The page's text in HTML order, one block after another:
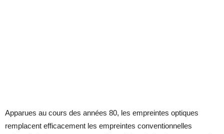
Apparues au cours des années 80, les empreintes optiques
remplacent efficacement les empreintes conventionnelles